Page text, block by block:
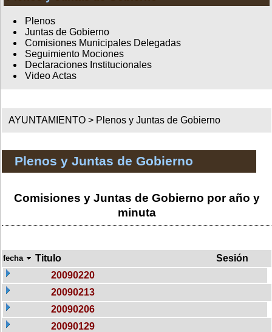
Plenos
Juntas de Gobierno
Comisiones Municipales Delegadas
Seguimiento Mociones
Declaraciones Institucionales
Video Actas
AYUNTAMIENTO > Plenos y Juntas de Gobierno
Plenos y Juntas de Gobierno
Comisiones y Juntas de Gobierno por año y
minuta
fecha Titulo
Sesión
20090220
20090213
20090206
20090129